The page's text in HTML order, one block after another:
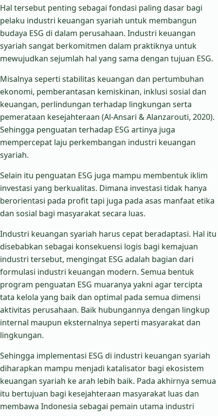
Hal tersebut penting sebagai fondasi paling dasar bagi
pelaku industri keuangan syariah untuk membangun
budaya ESG di dalam perusahaan. Industri keuangan
syariah sangat berkomitmen dalam praktiknya untuk
mewujudkan sejumlah hal yang sama dengan tujuan ESG.
Misalnya seperti stabilitas keuangan dan pertumbuhan
ekonomi, pemberantasan kemiskinan, inklusi sosial dan
keuangan, perlindungan terhadap lingkungan serta
pemerataan kesejahteraan (Al-Ansari & Alanzarouti, 2020).
Sehingga penguatan terhadap ESG artinya juga
mempercepat laju perkembangan industri keuangan
syariah.
Selain itu penguatan ESG juga mampu membentuk iklim
investasi yang berkualitas. Dimana investasi tidak hanya
berorientasi pada profit tapi juga pada asas manfaat etika
dan sosial bagi masyarakat secara luas.
Industri keuangan syariah harus cepat beradaptasi. Hal itu
disebabkan sebagai konsekuensi logis bagi kemajuan
industri tersebut, mengingat ESG adalah bagian dari
formulasi industri keuangan modern. Semua bentuk
program penguatan ESG muaranya yakni agar tercipta
tata kelola yang baik dan optimal pada semua dimensi
aktivitas perusahaan. Baik hubungannya dengan lingkup
internal maupun eksternalnya seperti masyarakat dan
lingkungan.
Sehingga implementasi ESG di industri keuangan syariah
diharapkan mampu menjadi katalisator bagi ekosistem
keuangan syariah ke arah lebih baik. Pada akhirnya semua
itu bertujuan bagi kesejahteraan masyarakat luas dan
membawa Indonesia sebagai pemain utama industri